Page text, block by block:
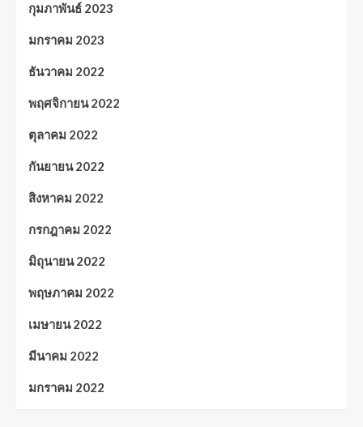
กุมภาพันธ์ 2023
มกราคม 2023
ธันวาคม 2022
พฤศจิกายน 2022
ตุลาคม 2022
กันยายน 2022
สิงหาคม 2022
กรกฎาคม 2022
มิถุนายน 2022
พฤษภาคม 2022
เมษายน 2022
มีนาคม 2022
มกราคม 2022